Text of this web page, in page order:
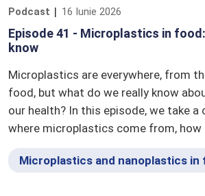
Podcast 16 Iunie 2026
Episode 41 - Microplastics in
know
Microplastics are everywhere, from
food, but what do we really know
our health? In this episode, we take a
where microplastics come from, how
Microplastics and nanoplastics in